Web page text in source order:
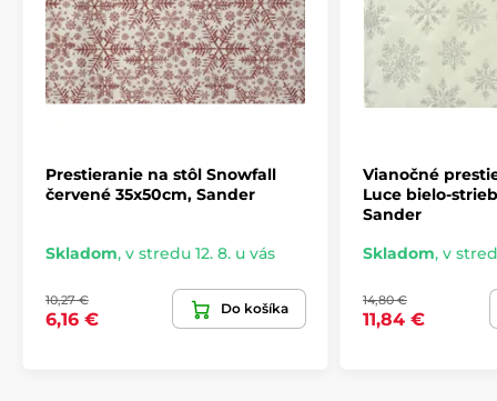
Prestieranie na stôl Snowfall
červené 35x50cm, Sander
Skladom, v stredu 12. 8. u vás
10,27 €
6,16 €
Do košíka
Vianočné
Luce bielo-
Sander
Skladom, v
14,80 €
11,84 €